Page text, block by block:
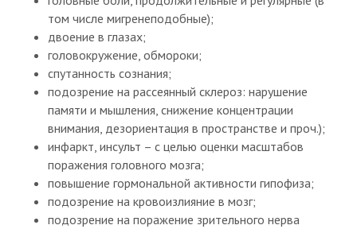
том числе мигренеподобные);
двоение в глазах;
головокружение, обмороки;
спутанность сознания;
подозрение на рассеянный склероз: нарушение
памяти и мышления, снижение концентрации
внимания, дезориентация в пространстве и проч.);
инфаркт, инсульт – с целью оценки масштабов
поражения головного мозга;
повышение гормональной активности гипофиза;
подозрение на кровоизлияние в мозг;
подозрение на поражение зрительного нерва